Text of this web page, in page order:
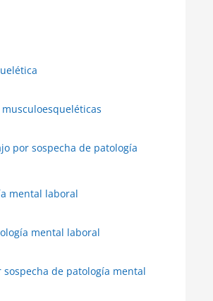
por sospecha de patología
mental laboral
mental laboral
de patología mental